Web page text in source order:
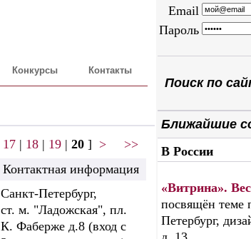
Конкурсы Контакты
17 | 18 | 19 | 20 ] >
>>
Контактная информация
Санкт-Петербург,
ст. м. "Ладожская", пл.
К. Фаберже д.8 (вход с
Email
Пароль
Поиск по
Ближайшие
В России
«Витрина».
посвящён теме
Петербург,